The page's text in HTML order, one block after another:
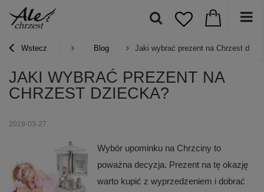
Wstecz Blog Jaki wybrać prezent na Chrzest
JAKI WYBRAĆ PREZENT NA
CHRZEST DZIECKA?
2019-03-27
Wybór upominku na Chrzciny to
poważna decyzja. Prezent na tę okazję
warto kupić z wyprzedzeniem i dobrać